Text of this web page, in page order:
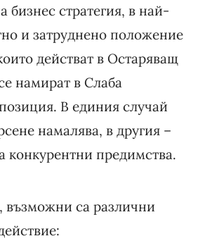
бизнес стратегия, в най-
и затруднено положение
действат в Остаряващ
намират в Слаба
В единия случай
намалява, в другия –
конкурентни предимства.
възможни са различни